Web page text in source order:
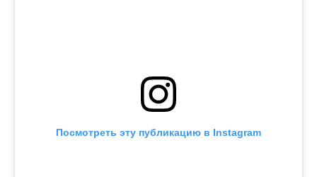
Посмотреть эту публикацию в Instagram